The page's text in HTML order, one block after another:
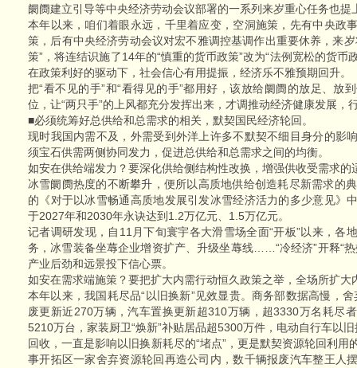
阛阓建立引导等中央经济劳动会议部署的一系列来岁重心任务也提
本年以来，咱们着眼永远，千里着应变，空洞施策，先有中央政
策，后有中央经济劳动会议对宏不雅调控基调作出重要休养，来
策”，将连结识施了14年的“慎重的货币政策”改为“法例宽松的货币
在政策利好的驱动下，社会信心有用提振，经济乐不雅预期回升。
把“看不见的手”和“看得见的手”都用好，该放给阛阓的放足、放
位，让“两只手”的上风都充分发挥出来，才调推动经济健康发展，
■必须统筹好总供给和总需求的相关，默契国民经济轮回。
现时我国内需不及，外需受到外洋上许多不默契不细目身分的影
须宝石供需两侧协同发力，促进总供给和总需求之间的均衡。
如安在供给端发力？要深化供给侧结构性改换，增强供收受需求的
冰雪阛阓热度的不断攀升，便所以高质地供给创造耗尽新需求的
的《对于以冰雪畅通高质地发展引发冰雪经济活力的多少意见》
于2027年和2030年永诀达到1.2万亿元、1.5万亿元。
记者调研发现，自11月下旬寰宇各大滑雪场全面“开板”以来，各
务，冰雪装备坐蓐企业增资扩产、升级坐蓐线……“冷经济”开释“
产业后劲和远景投下信心票。
如安在需求端施策？要把扩大内需行动恒久政策之举，全场所扩大
本年以来，我国耗尽品“以旧换新”见效显贵。商务部数据高慢，
废更新近270万辆，汽车置换更新超310万辆，超3330万名耗尽
5210万台，家装厨卫“焕新”补贴居品超5300万件，电动自行车以
回收，一直是影响以旧换新耗尽的“堵点”，更是默契资源轮回利用
事开拓区一家舍弃资源轮回再造公司内，数千辆报废汽车整王人